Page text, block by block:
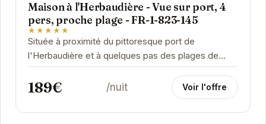
Maison à l'Herbaudière - Vue sur port, 4
pers, proche plage - FR-1-823-145
★★★★★
Située à proximité du pittoresque port de
l'Herbaudière et à quelques pas des plages de
sable fin, cette maison de vacances offre un
cadre...
189€ /nuit Voir l'offre